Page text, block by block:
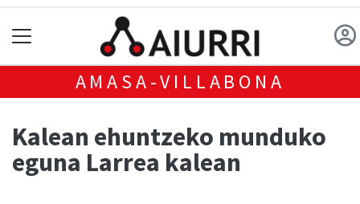
AMASA-VILLABONA
Kalean ehuntzeko munduko
eguna Larrea kalean